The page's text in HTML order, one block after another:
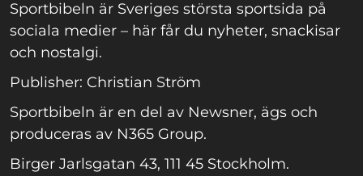
Sportbibeln är Sveriges största sportsida på
sociala medier – här får du nyheter, snackisar
och nostalgi.
Publisher: Christian Ström
Sportbibeln är en del av Newsner, ägs och
produceras av N365 Group.
Birger Jarlsgatan 43, 111 45 Stockholm.